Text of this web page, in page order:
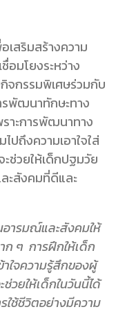
เสริมสร้างความ
อมโยงระหว่าง
จกรรมพิเศษร่วมกับ
รพัฒนาทักษะทาง
าะการพัฒนาทาง
ปถึงความเอาใจใส่
วยให้เด็กปฐมวัย
ะสังคมที่ดีและ
อารมณ์และสังคมให้
ๆ การฝึกให้เด็ก
ใจความรู้สึกของผู้
วยให้เด็กในวันนี้ได้
ใช้ชีวิตอย่างมีความ